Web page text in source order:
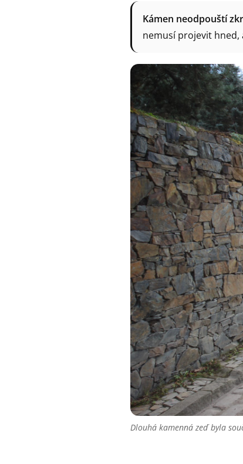
Kámen neodpouští
nemusí projevit hned,
Dlouhá kamenná zeď byla